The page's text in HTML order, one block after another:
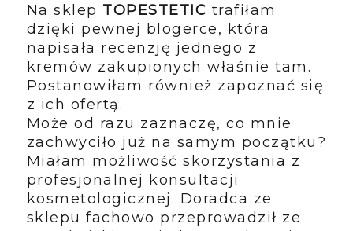
Na sklep TOPESTETIC trafiłam
dzięki pewnej blogerce, która
napisała recenzję jednego z
kremów zakupionych właśnie tam.
Postanowiłam również zapoznać się
z ich ofertą.
Może od razu zaznaczę, co mnie
zachwyciło już na samym początku?
Miałam możliwość skorzystania z
profesjonalnej konsultacji
kosmetologicznej. Doradca ze
sklepu fachowo przeprowadził ze